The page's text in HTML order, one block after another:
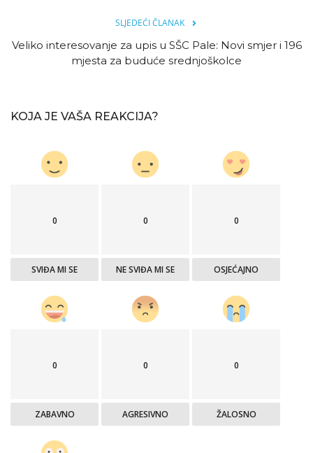
SLJEDEĆI ČLANAK
Veliko interesovanje za upis u SŠC Pale: Novi smjer i 196
mjesta za buduće srednjoškolce
KOJA JE VAŠA REAKCIJA?
0
SVIĐA MI SE
0
NE SVIĐA MI SE
0
OSJEĆAJNO
0
ZABAVNO
0
AGRESIVNO
0
ŽALOSNO